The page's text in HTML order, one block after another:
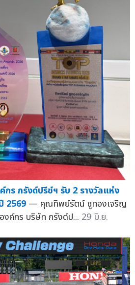
กร กรังด์ปรีซ์ฯ รับ 2 รางวัลแห่ง
2569 — คุณทิพย์รัตน์ ชูทองเจริญ
งค์กร บริษัท กรังด์ป... 29 มิ.ย.